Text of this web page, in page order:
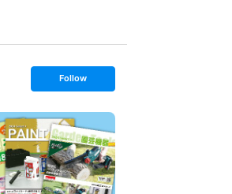
s
t
o
l
l
o
w
Follow